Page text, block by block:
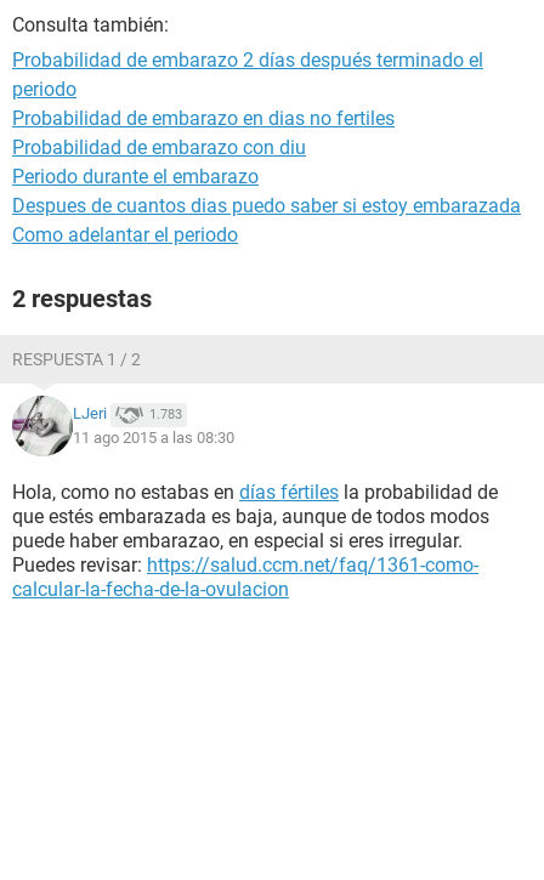
Consulta también:
Probabilidad de embarazo 2 días después terminado el
periodo
Probabilidad de embarazo en dias no fertiles
Probabilidad de embarazo con diu
Periodo durante el embarazo
Despues de cuantos dias puedo saber si estoy embarazada
Como adelantar el periodo
2 respuestas
RESPUESTA 1 / 2
LJeri 1.783
11 ago 2015 a las 08:30
Hola, como no estabas en días fértiles la probabilidad de
que estés embarazada es baja, aunque de todos modos
puede haber embarazao, en especial si eres irregular.
Puedes revisar: https://salud.ccm.net/faq/1361-como-
calcular-la-fecha-de-la-ovulacion